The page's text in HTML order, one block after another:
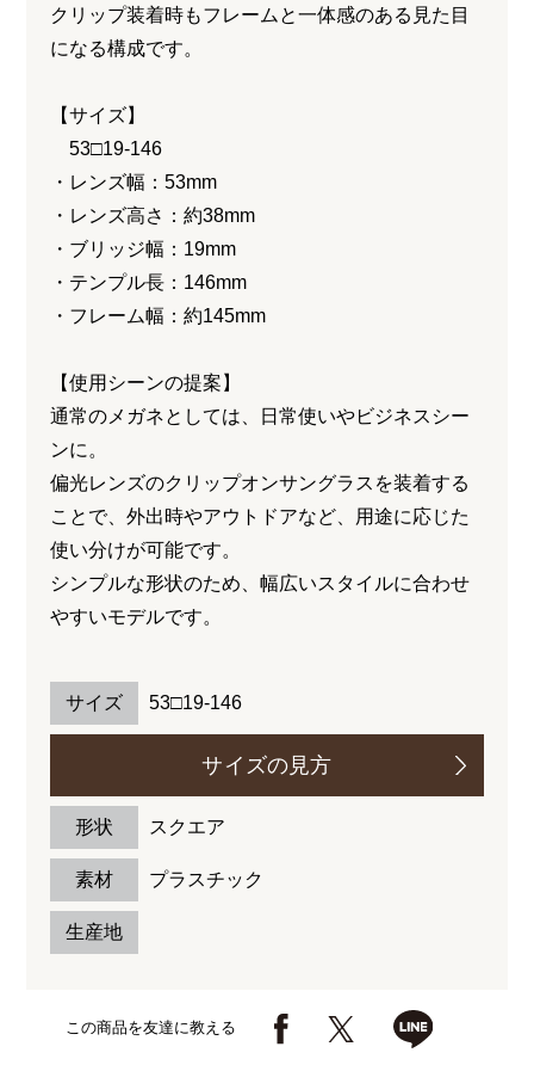
クリップ装着時もフレームと一体感のある見た目
になる構成です。
【サイズ】
53□19-146
・レンズ幅：53mm
・レンズ高さ：約38mm
・ブリッジ幅：19mm
・テンプル長：146mm
・フレーム幅：約145mm
【使用シーンの提案】
通常のメガネとしては、日常使いやビジネスシー
ンに。
偏光レンズのクリップオンサングラスを装着する
ことで、外出時やアウトドアなど、用途に応じた
使い分けが可能です。
シンプルな形状のため、幅広いスタイルに合わせ
やすいモデルです。
サイズ 53□19-146
サイズの見方
形状 スクエア
素材 プラスチック
生産地
この商品を友達に教える